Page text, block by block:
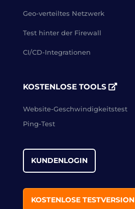
Geo-verteiltes Netzwerk
Test hinter der Firewall
CI/CD-Integrationen
KOSTENLOSE TOOLS
Website-Geschwindigkeitstest
Ping-Test
KUNDENLOGIN
KOSTENLOSE TESTVERSION